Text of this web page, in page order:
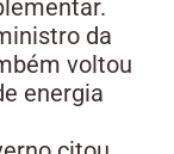
da
voltou
energia